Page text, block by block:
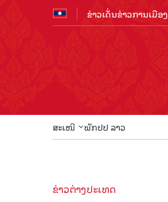
ຂ່າວເດັ່ນຂ່າວການເມືອງ
ສະເໜີ ພັກປປ ລາວ
ຂ່າວຕ່າງປະເທດ